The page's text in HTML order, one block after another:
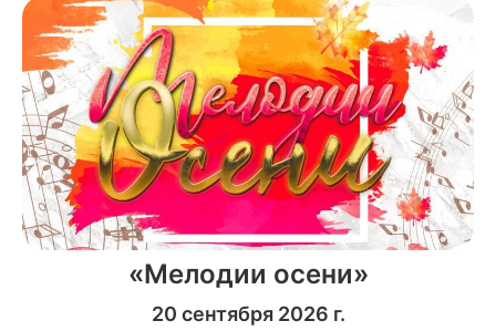
«Мелодии осени»
20 сентября 2026 г.